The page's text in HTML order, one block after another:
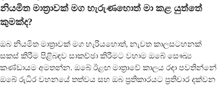
නියමිත මාත්‍රාවක් මග හැරුණහොත් මා කළ යුත්තේ
කුමක්ද?
ඔබ නියමිත මාත්‍රාවක් මග හැරියහොත්, නැවත කාලසටහනක්
සකස් කිරීම පිළිබඳව සාකච්ඡා කිරීමට වහාම ඔබේ සෞඛ්‍ය
කණ්ඩායම අමතන්න. ඔබේ ඊළඟ මාත්‍රාවේ කාලය රඳා පවතින්නේ
ඔබේ රුධිර වහනයේ තත්වය සහ ඔබ ප්‍රතිකාරයට ප්‍රතිචාර දක්වන